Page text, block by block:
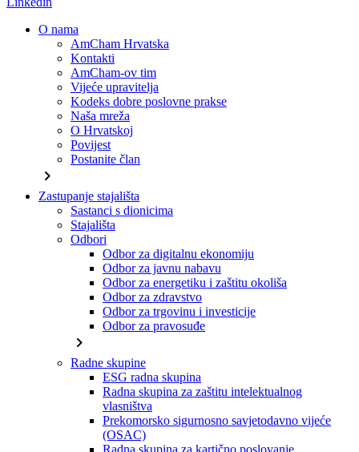
O nama
AmCham Hrvatska
Kontakti
AmCham-ov tim
Vijeće upravitelja
Kodeks dobre poslovne prakse
Naša mreža
O Hrvatskoj
Povijest
Postanite član
chevron_right
Zastupanje stajališta
Sastanci s dionicima
Stajališta
Odbori
Odbor za digitalnu ekonomiju
Odbor za javnu nabavu
Odbor za energetiku i zaštitu okoliša
Odbor za zdravstvo
Odbor za trgovinu i investicije
Odbor za pravosuđe
chevron_right
Radne skupine
ESG radna skupina
Radna skupina za zaštitu intelektualnog
vlasništva
Prekomorsko sigurnosno savjetodavno vijeće
(OSAC)
Radna skupina za kartično poslovanje